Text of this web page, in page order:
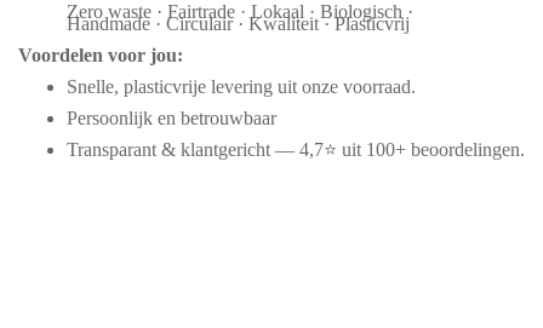
Zero waste · Fairtrade · Lokaal · Biologisch ·
Handmade · Circulair · Kwaliteit · Plasticvrij
Voordelen voor jou:
Snelle, plasticvrije levering uit onze voorraad.
Persoonlijk en betrouwbaar
Transparant & klantgericht — 4,7⭐ uit 100+ beoordelingen.